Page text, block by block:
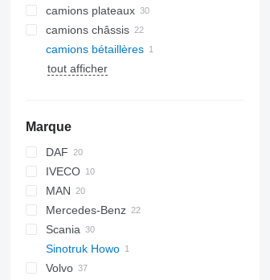
camions plateaux
camions châssis
camions bétaillères
tout afficher
Marque
DAF
CF
LF
XF
IVECO
Daily
EuroCargo
MAN
LE
NL series
TGA
TGL
Mercedes-Benz
Actros
Antos
Atego
Canter
T-series
Scania
G-series
LB
Sinotruk Howo
Volvo